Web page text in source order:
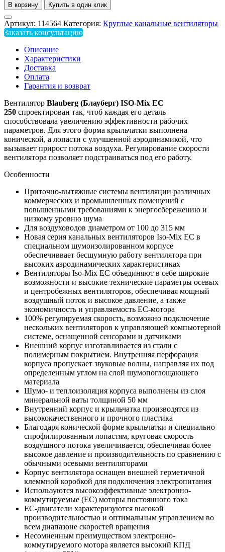
В корзину Купить в один клик
Артикул: 114564 Категория: Круглые канальные вентиляторы
Заказать консультацию
Описание
Характеристики
Доставка
Оплата
Гарантия и возврат
Вентилятор Blauberg (Блауберг) ISO-Mix EC
250 спроектирован так, чтоб каждая его деталь
способствовала увеличению эффективности рабочих
параметров. Для этого форма крыльчатки выполнена
конической, а лопасти с улучшенной аэродинамикой, что
вызывает прирост потока воздуха. Регулирование скорости
вентилятора позволяет подстраиваться под его работу.
Особенности
Приточно-вытяжные системы вентиляции различных
коммерческих и промышленных помещений с
повышенными требованиями к энергосбережению и
низкому уровню шума
Для воздуховодов диаметром от 100 до 315 мм
Новая серия канальных вентиляторов Iso-Mix EC в
специальном шумоизолированном корпусе
обеспечиввает бесшумную работу вентилятора при
высоких аэродинамических характеристиках
Вентиляторы Iso-Mix EC объединяют в себе широкие
возможности и высокие технические параметры осевых
и центробежных вентиляторов, обеспечивая мощный
воздушный поток и высокое давление, а также
экономичность и управляемость ЕС-мотора
100% регулируемая скорость, возможно подключение
нескольких вентиляторов к управляющей компьютерной
системе, оснащенной сенсорами и датчиками
Внешний корпус изготавливается из стали с
полимерным покрытием. Внутренняя перфорация
корпуса пропускает звуковые волны, направляя их под
определенным углом на слой шумопоглощающего
материала
Шумо- и теплоизоляция корпуса выполнены из слоя
минеральной ваты толщиной 50 мм
Внутренний корпус и крыльчатка производятся из
высококачественного и прочного пластика
Благодаря конической форме крыльчатки и специально
спрофилированным лопастям, круговая скорость
воздушного потока увеличивается, обеспечивая более
высокое давление и производительность по сравнению с
обычными осевыми вентиляторами
Корпус вентилятора оснащен внешней герметичной
клеммной коробкой для подключения электропитания
Используются высокоэффективные электронно-
коммутируемые (ЕС) моторы постоянного тока
ЕС-двигатели характеризуются высокой
производительностью и оптимальным управлением во
всем диапазоне скоростей вращения
Несомненным преимуществом электронно-
коммутируемого мотора является высокий КПД